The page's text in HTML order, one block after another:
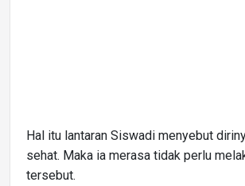
Hal itu lantaran Siswadi menyebut
sehat. Maka ia merasa tidak perlu
tersebut.